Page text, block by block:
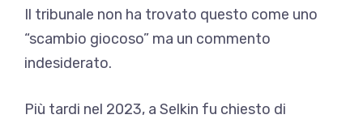
Il tribunale non ha trovato questo come uno
“scambio giocoso” ma un commento
indesiderato.
Più tardi nel 2023, a Selkin fu chiesto di